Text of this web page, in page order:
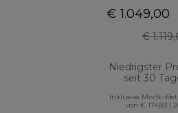
€ 1.049,00
€
Niedrigster
seit 30
Inklusive MwSt.-
von € 174,83 (